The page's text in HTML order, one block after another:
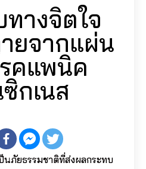
างจิตใจ
ยจากแผ่น
คแพนิค
กเนส
ภัยธรรมชาติที่ส่งผลกระทบ